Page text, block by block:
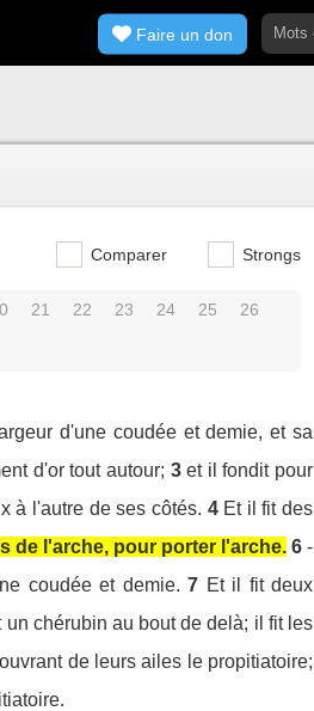
Faire un don
Comparer Strongs
21 22 23 24 25 26
d'une coudée et demie, et sa
d'or tout autour; 3 et il fondit pour
à l'autre de ses côtés. 4 Et il fit des
de l'arche, pour porter l'arche. 6 -
coudée et demie. 7 Et il fit deux
chérubin au bout de delà; il fit les
de leurs ailes le propitiatoire;